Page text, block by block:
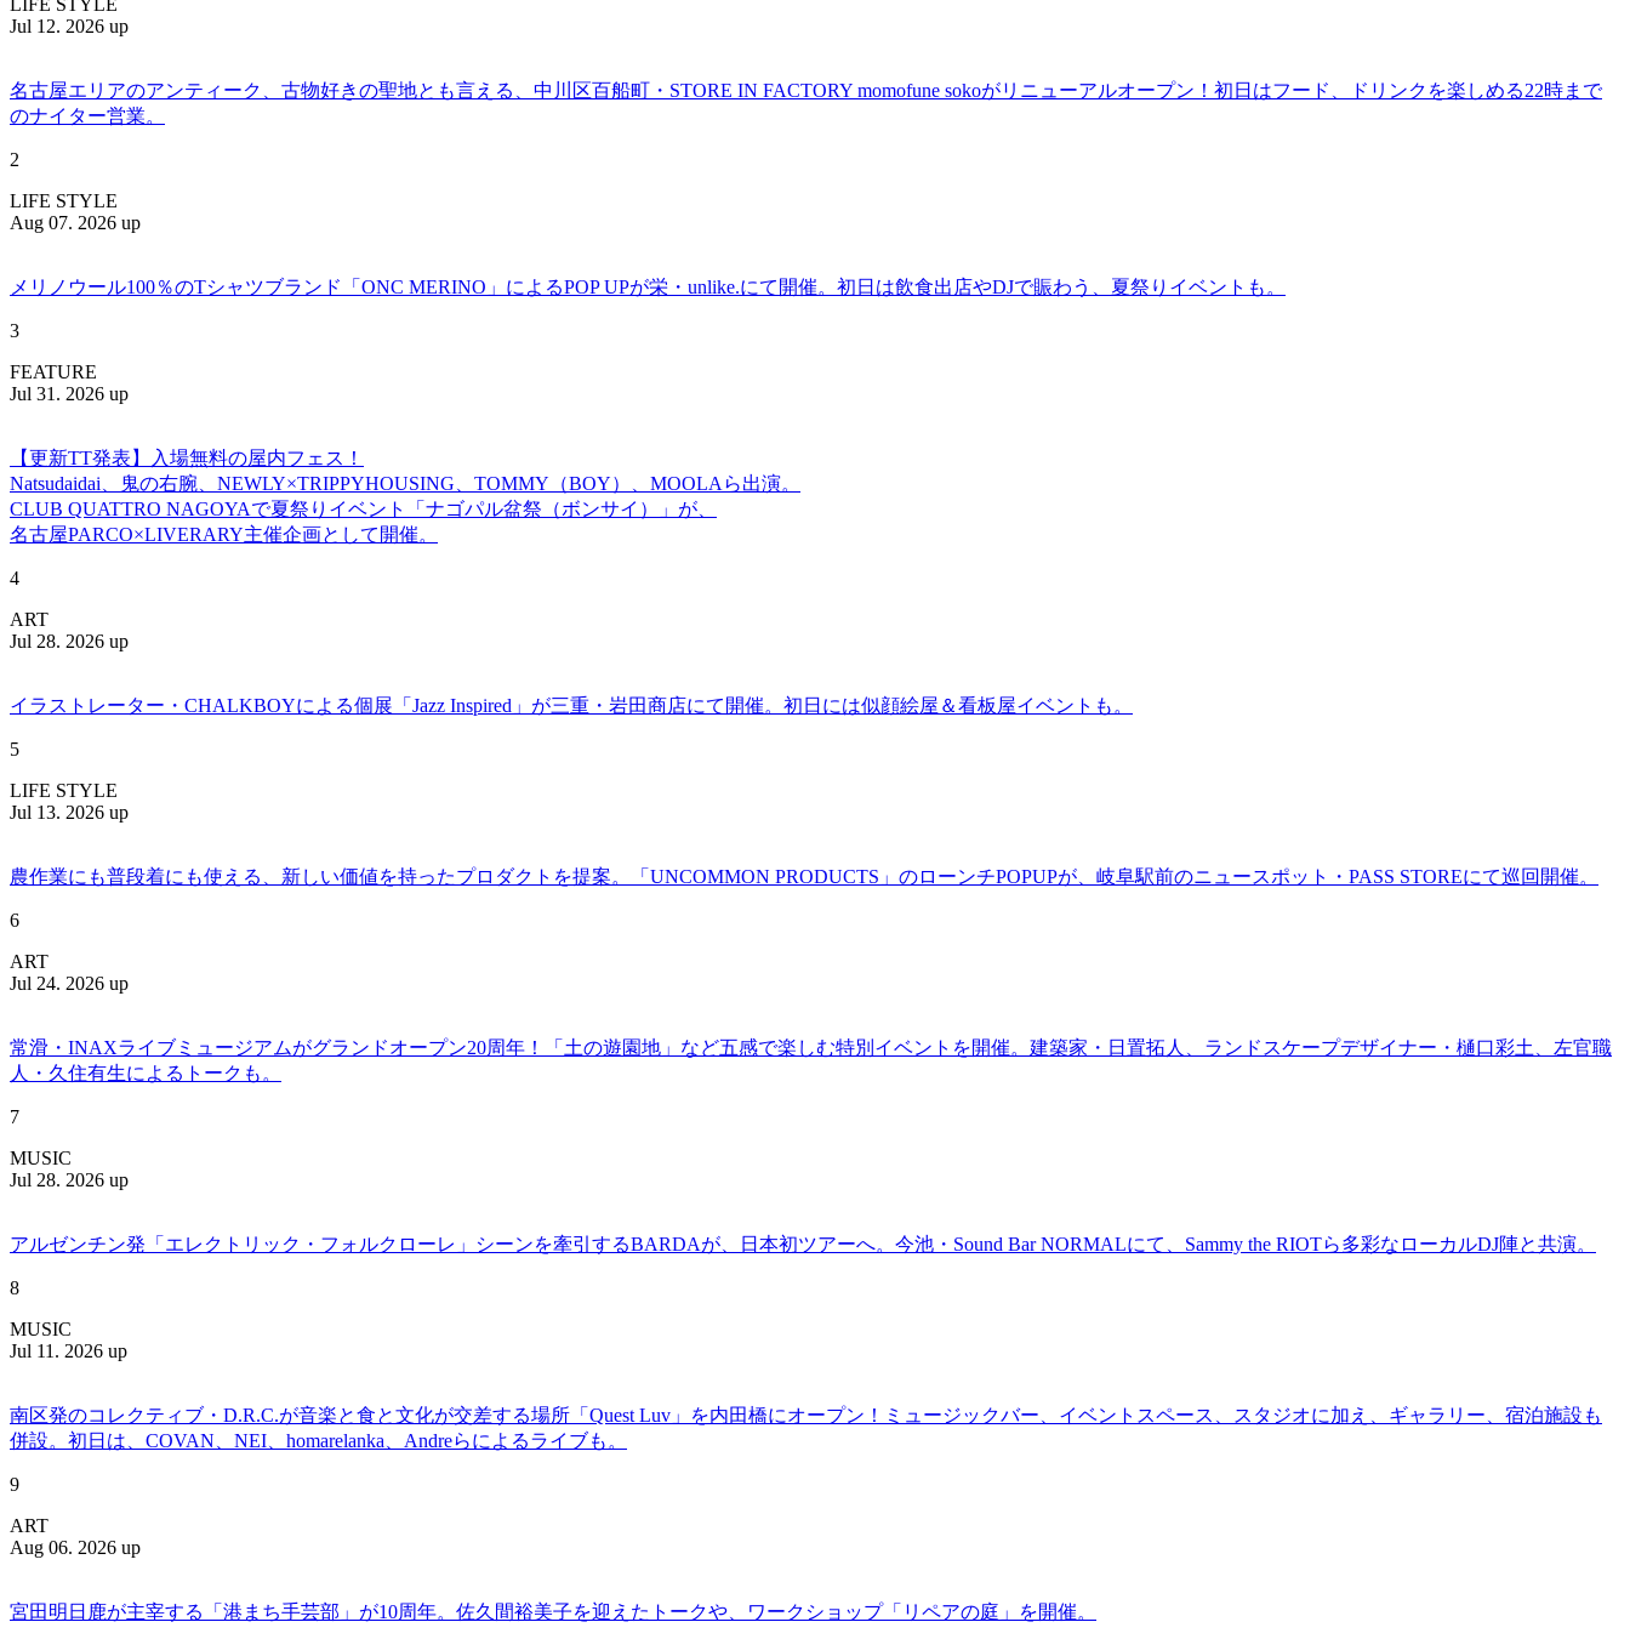
LIFE STYLE
Jul 12. 2026 up
名古屋エリアのアンティーク、古物好きの聖地とも言える、中川区百船町・STORE IN FACTORY momofune sokoがリニューアルオープン！初日はフード、ドリンクを楽しめる22時まで
のナイター営業。
2
LIFE STYLE
Aug 07. 2026 up
メリノウール100％のTシャツブランド「ONC MERINO」によるPOP UPが栄・unlike.にて開催。初日は飲食出店やDJで賑わう、夏祭りイベントも。
3
FEATURE
Jul 31. 2026 up
【更新TT発表】入場無料の屋内フェス！
Natsudaidai、鬼の右腕、NEWLY×TRIPPYHOUSING、TOMMY（BOY）、MOOLAら出演。
CLUB QUATTRO NAGOYAで夏祭りイベント「ナゴパル盆祭（ボンサイ）」が、
名古屋PARCO×LIVERARY主催企画として開催。
4
ART
Jul 28. 2026 up
イラストレーター・CHALKBOYによる個展「Jazz Inspired」が三重・岩田商店にて開催。初日には似顔絵屋＆看板屋イベントも。
5
LIFE STYLE
Jul 13. 2026 up
農作業にも普段着にも使える、新しい価値を持ったプロダクトを提案。「UNCOMMON PRODUCTS」のローンチPOPUPが、岐阜駅前のニュースポット・PASS STOREにて巡回開催。
6
ART
Jul 24. 2026 up
常滑・INAXライブミュージアムがグランドオープン20周年！「土の遊園地」など五感で楽しむ特別イベントを開催。建築家・日置拓人、ランドスケープデザイナー・樋口彩土、左官職
人・久住有生によるトークも。
7
MUSIC
Jul 28. 2026 up
アルゼンチン発「エレクトリック・フォルクローレ」シーンを牽引するBARDAが、日本初ツアーへ。今池・Sound Bar NORMALにて、Sammy the RIOTら多彩なローカルDJ陣と共演。
8
MUSIC
Jul 11. 2026 up
南区発のコレクティブ・D.R.C.が⾳楽と⾷と⽂化が交差する場所「Quest Luv」を内田橋にオープン！ミュージックバー、イベントスペース、スタジオに加え、ギャラリー、宿泊施設も
併設。初日は、COVAN、NEI、homarelanka、Andreらによるライブも。
9
ART
Aug 06. 2026 up
宮田明日鹿が主宰する「港まち手芸部」が10周年。佐久間裕美子を迎えたトークや、ワークショップ「リペアの庭」を開催。